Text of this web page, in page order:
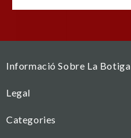
Informació Sobre La Botiga
Legal
Categories